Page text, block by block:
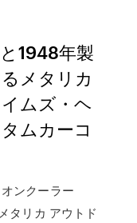
1948年製
メタリカ
ムズ・ヘ
ムカーコ
ンクーラー
タリカ アウトド